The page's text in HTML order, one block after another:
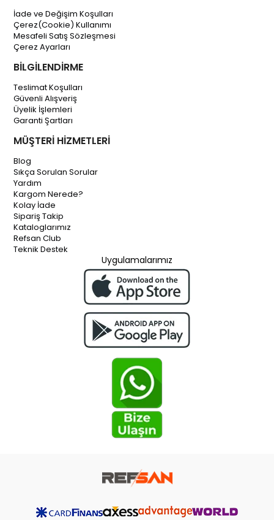
İade ve Değişim Koşulları
Çerez(Cookie) Kullanımı
Mesafeli Satış Sözleşmesi
Çerez Ayarları
BİLGİLENDİRME
Teslimat Koşulları
Güvenli Alışveriş
Üyelik İşlemleri
Garanti Şartları
MÜŞTERİ HİZMETLERİ
Blog
Sıkça Sorulan Sorular
Yardım
Kargom Nerede?
Kolay İade
Sipariş Takip
Kataloglarımız
Refsan Club
Teknik Destek
Uygulamalarımız